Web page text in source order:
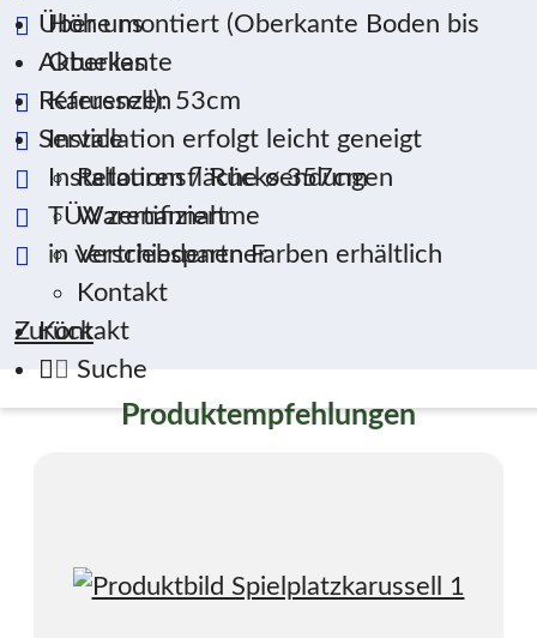
Über uns
Aktuelles
Referenzen
Service
Retouren / Rücksendungen
Warenannahme
Vertriebspartner
Kontakt
Kontakt
Suche
Höhe montiert (Oberkante Boden bis
Oberkante
Karussell): 53cm
Installation erfolgt leicht geneigt
Installationsfläche ø 357cm
TÜV zertifiziert
in verschiedenen Farben erhältlich
Zurück
Produktempfehlungen